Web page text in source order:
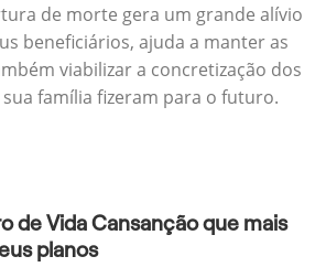
de morte gera um grande alívio
beneficiários, ajuda a manter as
viabilizar a concretização dos
família fizeram para o futuro.
de Vida Cansanção que mais
planos